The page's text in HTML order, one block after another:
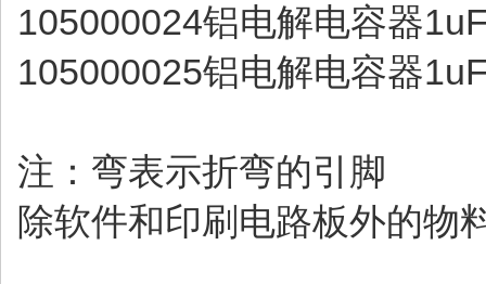
105000024铝电解电容器
105000025铝电解电容器
注：弯表示折弯的引脚
除软件和印刷电路板外的物